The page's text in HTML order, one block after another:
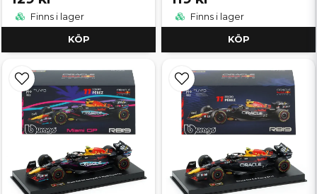
Finns i lager
KÖP
Finns i lager
KÖP